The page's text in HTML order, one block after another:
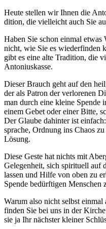
Heute stellen wir Ihnen die
di­tion, die vielle­icht auch Sie
Haben Sie schon ein­mal
nicht, wie Sie es wiederfind­en
gibt es eine alte Tra­di­tion, die
Anto­niuskasse.
Dieser Brauch geht auf den
der als Patron der ver­lore­nen
man durch eine kleine Spende
einem Gebet oder ein­er Bitte,
Der Glaube dahin­ter ist
sprache, Ord­nung ins Chaos
Lösung.
Diese Geste hat nichts mit
Gele­gen­heit, sich spir­ituell auf
lassen und Hil­fe von oben zu
Spende bedürfti­gen Men­schen
Warum also nicht selb­st
find­en Sie bei uns in der
sie ja Ihr näch­ster klein­er